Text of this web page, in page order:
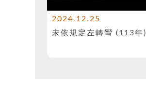
2024.12.25
未依規定左轉彎 (113年)